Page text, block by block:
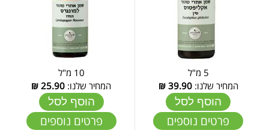
5 מ"ל
המחיר שלנו:39.90
₪
הוסף לסל
פרטים נוספים
10 מ"ל
המחיר שלנו: 25.90
₪
הוסף לסל
פרטים נוספים